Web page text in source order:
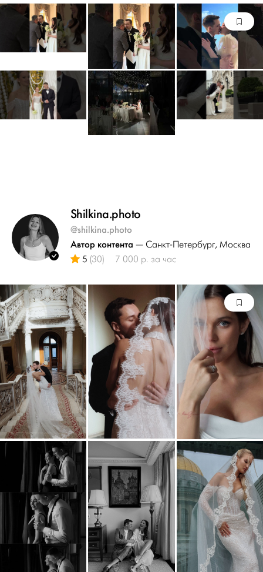
Shilkina.photo
@shilkina.photo
Автор контента — Санкт-Петербург, Москва
5 (30) 7 000 р. за час